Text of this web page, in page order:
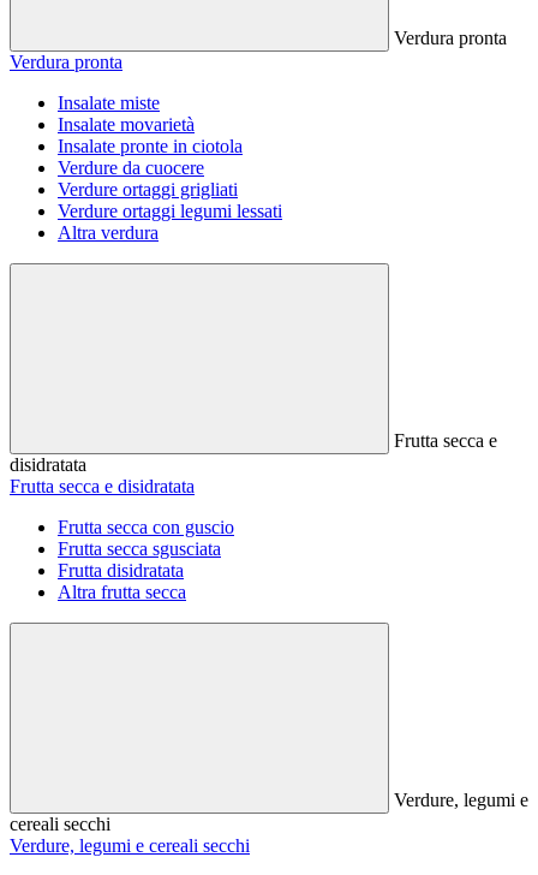
Verdura pronta
Verdura pronta
Insalate miste
Insalate movarietà
Insalate pronte in ciotola
Verdure da cuocere
Verdure ortaggi grigliati
Verdure ortaggi legumi lessati
Altra verdura
Frutta secca e
disidratata
Frutta secca e disidratata
Frutta secca con guscio
Frutta secca sgusciata
Frutta disidratata
Altra frutta secca
Verdure, legumi e
cereali secchi
Verdure, legumi e cereali secchi